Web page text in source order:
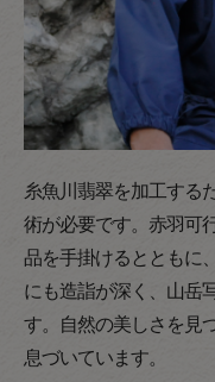
糸魚川翡翠を加工する
術が必要です。赤羽可
品を手掛けるとともに
にも造詣が深く、山岳
す。自然の美しさを見
息づいています。